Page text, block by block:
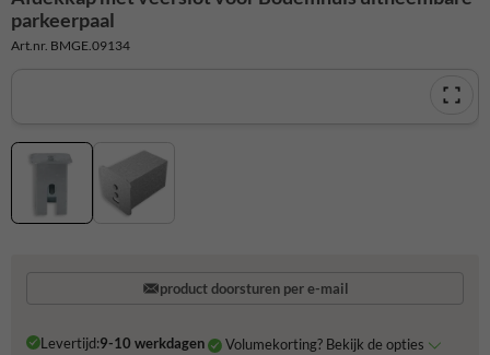
parkeerpaal
Art.nr. BMGE.09134
product doorsturen per e-mail
Levertijd:9-10 werkdagen Volumekorting? Bekijk de opties